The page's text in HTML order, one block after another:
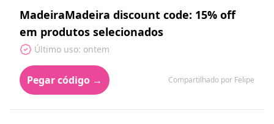
MadeiraMadeira discount code: 15% off
em produtos selecionados
Último uso: ontem
Pegar código → Compartilhado por Felipe